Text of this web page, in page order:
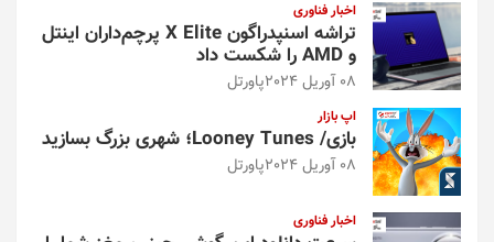
اخبار فناوری
تراشه اسنپدراگون X Elite پرچم‌داران اینتل
و AMD را شکست داد
08 آوریل 2024 پاورتل
اپ بازار
بازی/ Looney Tunes؛ شهری بزرگ بسازید
08 آوریل 2024 پاورتل
اخبار فناوری